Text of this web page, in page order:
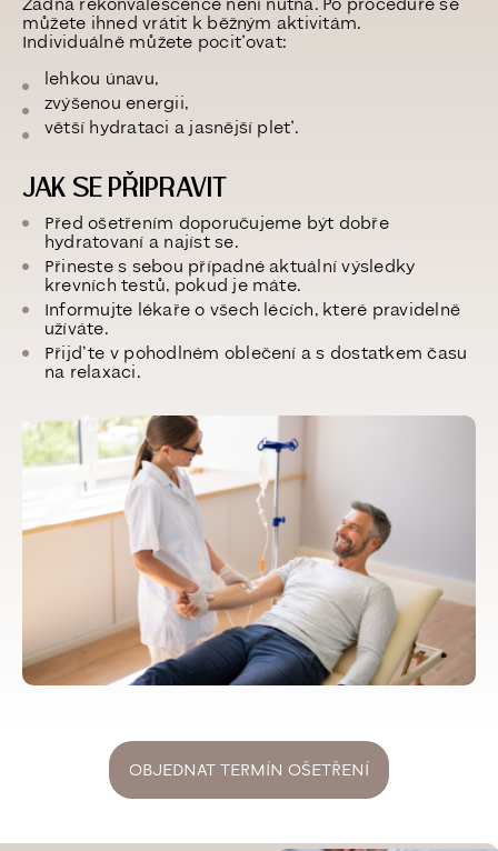
Žádná rekonvalescence není nutná. Po proceduře se
můžete ihned vrátit k běžným aktivitám.
Individuálně můžete pociťovat:
lehkou únavu,
zvýšenou energii,
větší hydrataci a jasnější pleť.
JAK SE PŘIPRAVIT
Před ošetřením doporučujeme být dobře
hydratovaní a najíst se.
Přineste s sebou případné aktuální výsledky
krevních testů, pokud je máte.
Informujte lékaře o všech lécích, které pravidelně
užíváte.
Přijďte v pohodlném oblečení a s dostatkem času
na relaxaci.
OBJEDNAT TERMÍN OŠETŘENÍ